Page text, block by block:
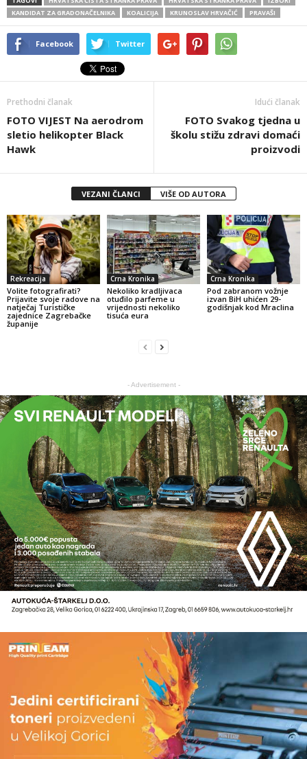
KANDIDAT ZA GRADONAČELNIKA
KOALICIJA KRUNOSLAV HRVAČIĆ PRAVAŠI
Facebook Twitter
Prethodni članak
FOTO VIJEST Na aerodrom
sletio helikopter Black
Hawk
Idući članak
FOTO Svakog tjedna u
školu stižu zdravi domaći
proizvodi
VEZANI ČLANCI VIŠE OD AUTORA
Rekreacija
Volite fotografirati?
Prijavite svoje radove na
natječaj Turističke
zajednice Zagrebačke
županije
Crna Kronika
Nekoliko kradljivaca
otuđilo parfeme u
vrijednosti nekoliko
tisuća eura
Crna Kronika
Pod zabranom vožnje
izvan BiH uhićen 29-
godišnjak kod Mraclina
- Advertisement -